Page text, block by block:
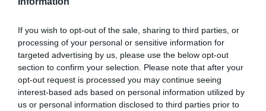
If you wish to opt-out of the sale, sharing to third parties, or
processing of your personal or sensitive information for
targeted advertising by us, please use the below opt-out
section to confirm your selection. Please note that after your
opt-out request is processed you may continue seeing
interest-based ads based on personal information utilized by
us or personal information disclosed to third parties prior to
Büntetésvégrehajtás Országos
Parancsnoksága, a dolgozóik munkájára más
intézetekben, új beosztásokban számítanak.